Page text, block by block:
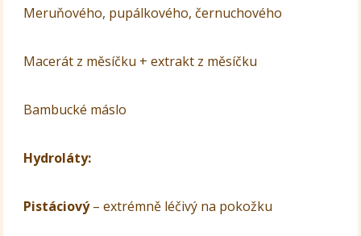
Meruňového, pupálkového, černuchového
Macerát z měsíčku + extrakt z měsíčku
Bambucké máslo
Hydroláty:
Pistáciový– extrémně léčivý na pokožku